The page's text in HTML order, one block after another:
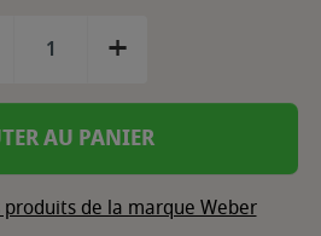
+
AU PANIER
de la marque Weber